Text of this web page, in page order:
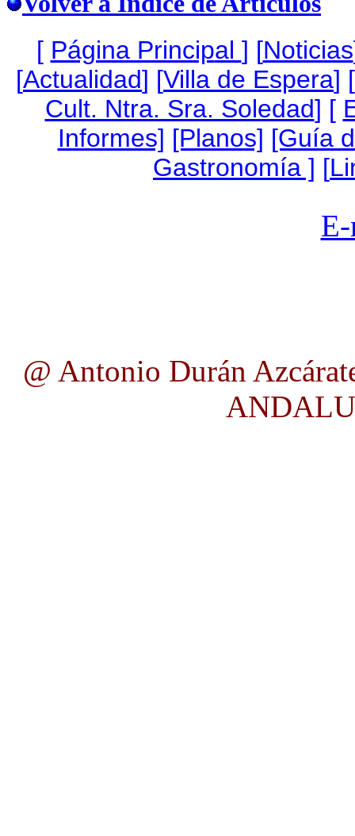
[ Página Principal ] [Noticias
[Actualidad] [Villa de Espera] [
Cult. Ntra. Sra. Soledad] [
Informes] [Planos] [Guía
Gastronomía ] [
@ Antonio Durán